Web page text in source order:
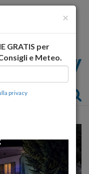
×
GRATIS per
e Meteo.
privacy